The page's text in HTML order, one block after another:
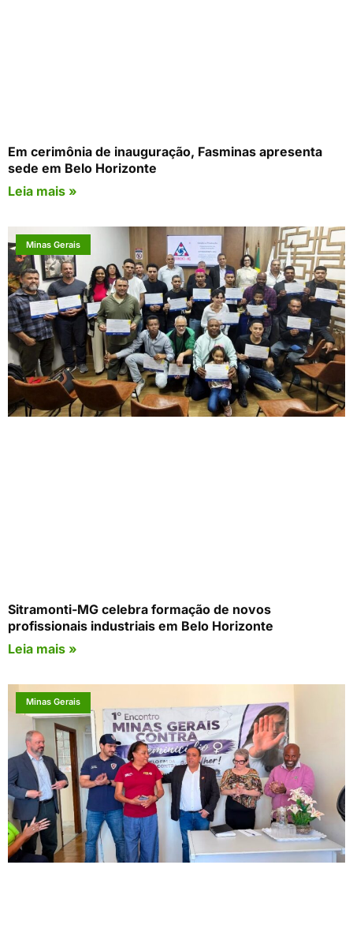
Em cerimônia de inauguração, Fasminas apresenta
sede em Belo Horizonte
Leia mais »
Minas Gerais
Sitramonti-MG celebra formação de novos
profissionais industriais em Belo Horizonte
Leia mais »
Minas Gerais